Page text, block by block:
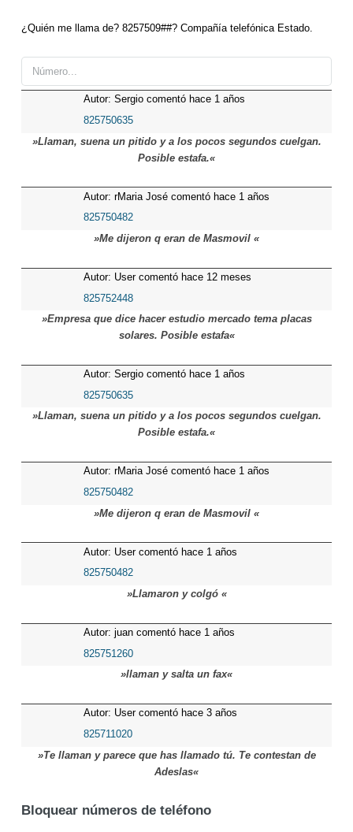
¿Quién me llama de? 8257509##? Compañía telefónica Estado.
Autor: Sergio comentó hace 1 años
825750635
»Llaman, suena un pitido y a los pocos segundos cuelgan.
Posible estafa.«
Autor: rMaria José comentó hace 1 años
825750482
»Me dijeron q eran de Masmovil «
Autor: User comentó hace 12 meses
825752448
»Empresa que dice hacer estudio mercado tema placas
solares. Posible estafa«
Autor: Sergio comentó hace 1 años
825750635
»Llaman, suena un pitido y a los pocos segundos cuelgan.
Posible estafa.«
Autor: rMaria José comentó hace 1 años
825750482
»Me dijeron q eran de Masmovil «
Autor: User comentó hace 1 años
825750482
»Llamaron y colgó «
Autor: juan comentó hace 1 años
825751260
»llaman y salta un fax«
Autor: User comentó hace 3 años
825711020
»Te llaman y parece que has llamado tú. Te contestan de
Adeslas«
Bloquear números de teléfono